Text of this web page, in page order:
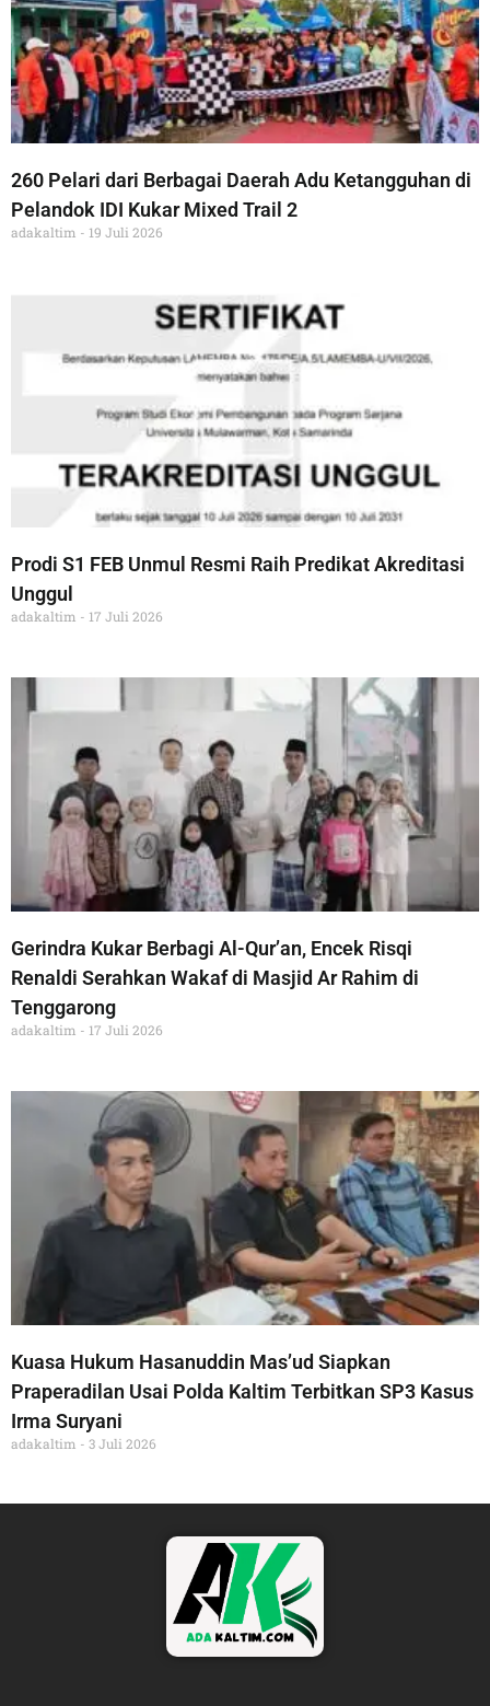
260 Pelari dari Berbagai Daerah Adu Ketangguhan di
Pelandok IDI Kukar Mixed Trail 2
adakaltim 19 Juli 2026
Prodi S1 FEB Unmul Resmi Raih Predikat Akreditasi
Unggul
adakaltim 17 Juli 2026
Gerindra Kukar Berbagi Al-Qur’an, Encek Risqi
Renaldi Serahkan Wakaf di Masjid Ar Rahim di
Tenggarong
adakaltim 17 Juli 2026
Kuasa Hukum Hasanuddin Mas’ud Siapkan
Praperadilan Usai Polda Kaltim Terbitkan SP3 Kasus
Irma Suryani
adakaltim 3 Juli 2026